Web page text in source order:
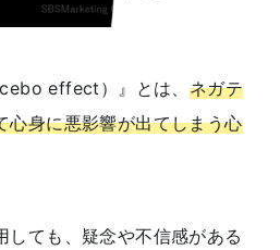
effect）』とは、 ネガテ
心身に悪影響が出てしまう心
しても、疑念や不信感がある